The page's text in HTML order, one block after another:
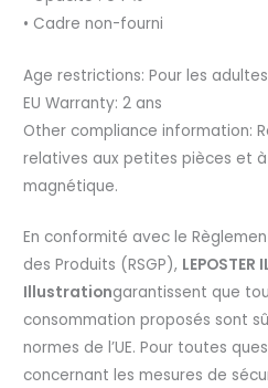
• Cadre non-fourni
Age restrictions: Pour les adultes
EU Warranty: 2 ans
Other compliance information:
relatives aux petites pièces et à
magnétique.
En conformité avec le
des Produits (RSGP), LEPOSTER
Illustrationgarantissent que
consommation proposés sont
normes de l’UE. Pour toutes
concernant les mesures de